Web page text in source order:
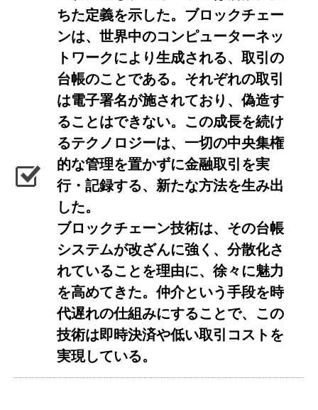
ちた定義を示した。ブロックチェー
ンは、世界中のコンピューターネッ
トワークにより生成される、取引の
台帳のことである。それぞれの取引
は電子署名が施されており、偽造す
ることはできない。この成長を続け
るテクノロジーは、一切の中央集権
的な管理を置かずに金融取引を実
行・記録する、新たな方法を生み出
した。
ブロックチェーン技術は、その台帳
システムが改ざんに強く、分散化さ
れていることを理由に、徐々に魅力
を高めてきた。仲介という手段を時
代遅れの仕組みにすることで、この
技術は即時決済や低い取引コストを
実現している。